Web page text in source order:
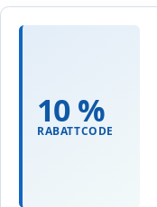
10 %
RABATTCODE